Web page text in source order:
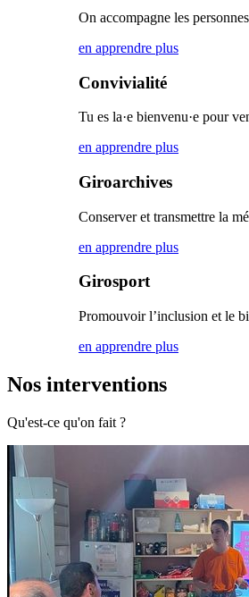
On accompagne les
en apprendre plus
Convivialité
Tu es la·e bienvenu·e pour
en apprendre plus
Giroarchives
Conserver et transmettre la
en apprendre plus
Girosport
Promouvoir l’inclusion et le
en apprendre plus
Nos interventions
Qu'est-ce qu'on fait ?